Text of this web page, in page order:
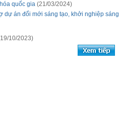
quốc gia(21/03/2024)
dự án đổi mới sáng tạo, khởi nghiệp sáng
10/2023)